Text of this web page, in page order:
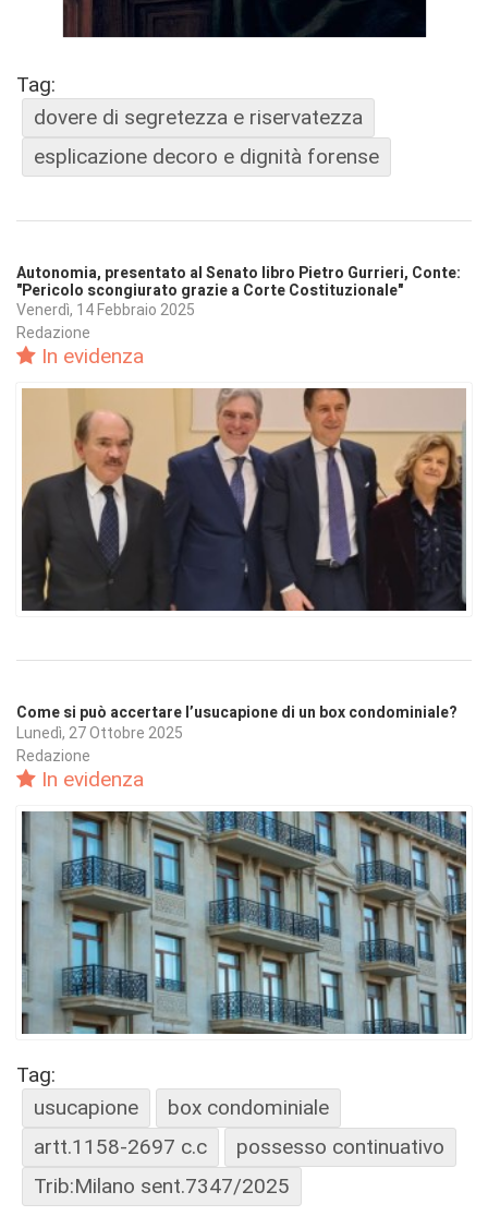
Tag:
dovere di segretezza e riservatezza
esplicazione decoro e dignità forense
Autonomia, presentato al Senato libro Pietro Gurrieri, Conte:
"Pericolo scongiurato grazie a Corte Costituzionale"
Venerdì, 14 Febbraio 2025
Redazione
In evidenza
Come si può accertare l’usucapione di un box condominiale?
Lunedì, 27 Ottobre 2025
Redazione
In evidenza
Tag:
usucapione
box condominiale
artt.1158-2697 c.c
possesso continuativo
Trib:Milano sent.7347/2025